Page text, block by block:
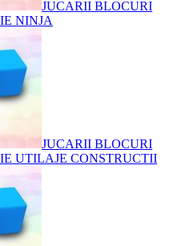
JUCARII BLOCURI
NINJA
JUCARII BLOCURI
UTILAJE CONSTRUCTII